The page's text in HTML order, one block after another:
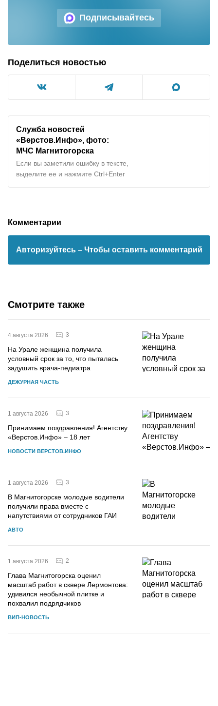
Подписывайтесь
Поделиться новостью
Служба новостей
«Верстов.Инфо», фото:
МЧС Магнитогорска
Если вы заметили ошибку в тексте,
выделите ее и нажмите Ctrl+Enter
Комментарии
Авторизуйтесь – Чтобы оставить комментарий
Смотрите также
4 августа 2026 3
На Урале женщина получила
условный срок за то, что пыталась
задушить врача-педиатра
ДЕЖУРНАЯ ЧАСТЬ
1 августа 2026 3
Принимаем поздравления! Агентству
«Верстов.Инфо» – 18 лет
НОВОСТИ ВЕРСТОВ.ИНФО
1 августа 2026 3
В Магнитогорске молодые водители
получили права вместе с
напутствиями от сотрудников ГАИ
АВТО
1 августа 2026 2
Глава Магнитогорска оценил
масштаб работ в сквере Лермонтова:
удивился необычной плитке и
похвалил подрядчиков
ВИП-НОВОСТЬ